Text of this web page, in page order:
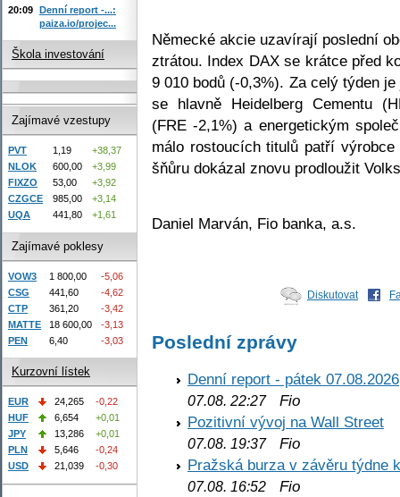
Německé akcie uzavírají poslední
ztrátou. Index DAX se krátce před
9 010 bodů (-0,3%). Za celý týden
se hlavně Heidelberg Cementu
(FRE -2,1%) a energetickým
málo rostoucích titulů patří
šňůru dokázal znovu prodloužit
Daniel Marván, Fio banka, a.s.
Diskutovat
Poslední zprávy
Denní report - pátek 07.08.2026
07.08. 22:27Fio
Pozitivní vývoj na Wall Street
07.08. 19:37Fio
Pražská burza v závěru týdne
07.08. 16:52 Fio
20:09 Denní report -...:
paiza.io/projec...
Škola investování
Zajímavé vzestupy
PVT 1,19
+38,37
NLOK
600,00
+3,99
FIXZO
53,00
+3,92
CZGCE
985,00
+3,14
UQA
441,80 +1,61
Zajímavé poklesy
VOW3 1 800,00
-5,06
CSG
441,60
-4,62
CTP
361,20
-3,42
MATTE
18 600,00
-3,13
PEN
6,40 -3,03
Kurzovní lístek
EUR 24,265
-0,22
HUF
6,654
+0,01
JPY
13,286
+0,01
PLN
5,646
-0,24
USD
21,039 -0,30